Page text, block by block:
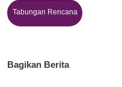
Tabungan Rencana
Bagikan Berita